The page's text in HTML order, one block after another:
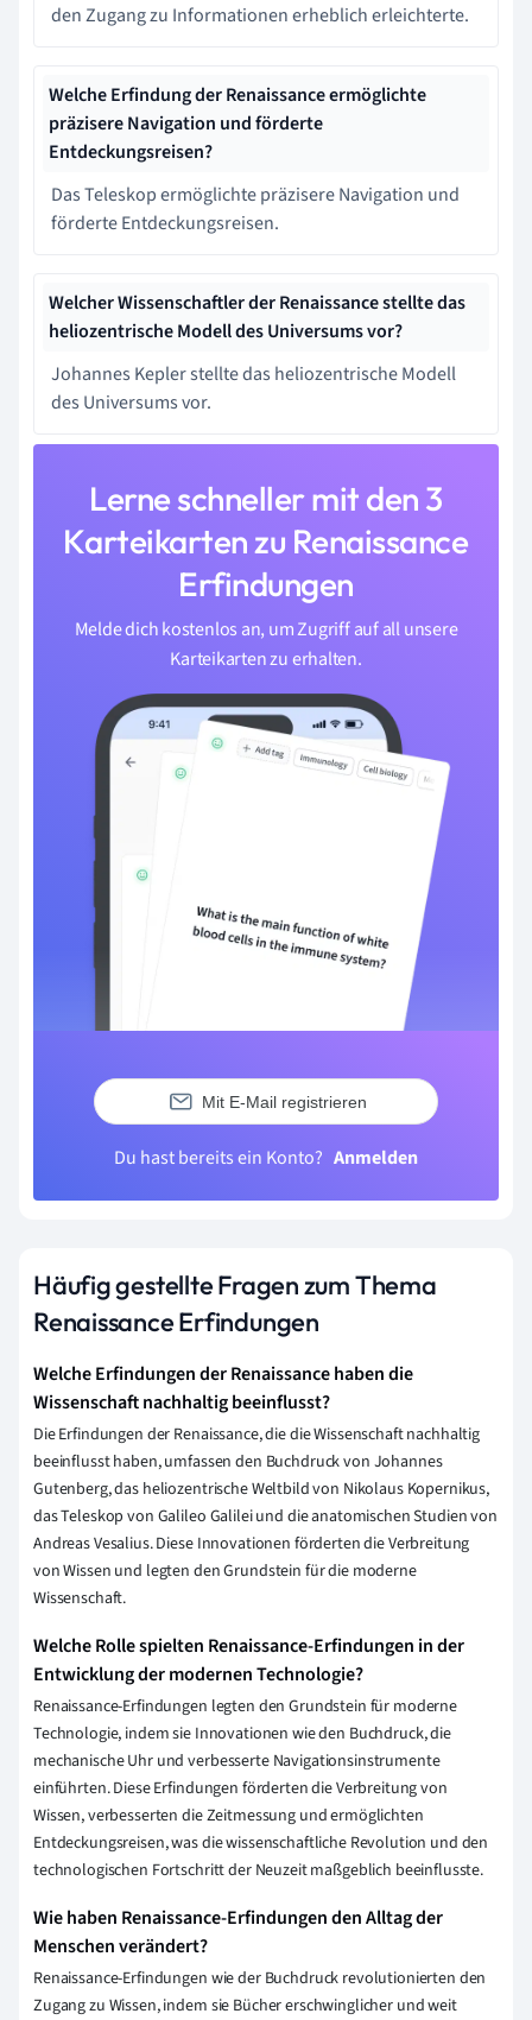
den Zugang zu Informationen erheblich erleichterte.
Welche Erfindung der Renaissance ermöglichte
präzisere Navigation und förderte
Entdeckungsreisen?
Das Teleskop ermöglichte präzisere Navigation und
förderte Entdeckungsreisen.
Welcher Wissenschaftler der Renaissance stellte das
heliozentrische Modell des Universums vor?
Johannes Kepler stellte das heliozentrische Modell
des Universums vor.
Lerne schneller mit den 3
Karteikarten zu Renaissance
Erfindungen
Melde dich kostenlos an, um Zugriff auf all unsere
Karteikarten zu erhalten.
Mit E-Mail registrieren
Du hast bereits ein Konto? Anmelden
Häufig gestellte Fragen zum Thema
Renaissance Erfindungen
Welche Erfindungen der Renaissance haben die
Wissenschaft nachhaltig beeinflusst?
Die Erfindungen der Renaissance, die die Wissenschaft nachhaltig
beeinflusst haben, umfassen den Buchdruck von Johannes
Gutenberg, das heliozentrische Weltbild von Nikolaus Kopernikus,
das Teleskop von Galileo Galilei und die anatomischen Studien von
Andreas Vesalius. Diese Innovationen förderten die Verbreitung
von Wissen und legten den Grundstein für die moderne
Wissenschaft.
Welche Rolle spielten Renaissance-Erfindungen in der
Entwicklung der modernen Technologie?
Renaissance-Erfindungen legten den Grundstein für moderne
Technologie, indem sie Innovationen wie den Buchdruck, die
mechanische Uhr und verbesserte Navigationsinstrumente
einführten. Diese Erfindungen förderten die Verbreitung von
Wissen, verbesserten die Zeitmessung und ermöglichten
Entdeckungsreisen, was die wissenschaftliche Revolution und den
technologischen Fortschritt der Neuzeit maßgeblich beeinflusste.
Wie haben Renaissance-Erfindungen den Alltag der
Menschen verändert?
Renaissance-Erfindungen wie der Buchdruck revolutionierten den
Zugang zu Wissen, indem sie Bücher erschwinglicher und weit